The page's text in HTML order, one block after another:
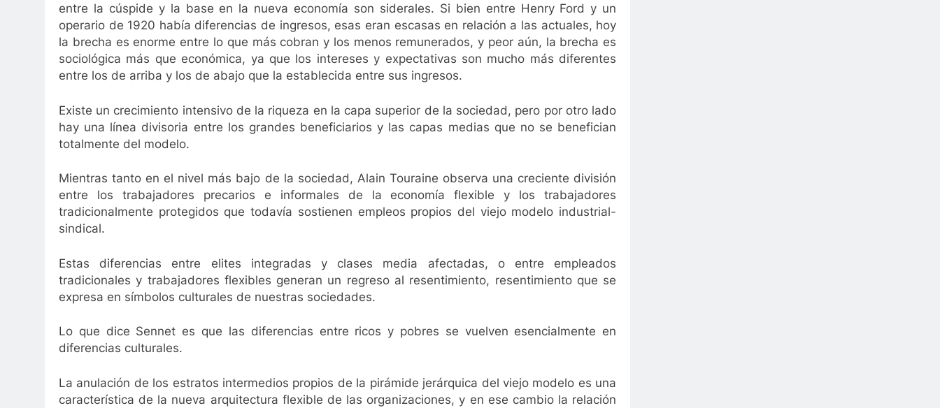
entre la cúspide y la base en la nueva economía son siderales. Si bien entre Henry Ford y un
operario de 1920 había diferencias de ingresos, esas eran escasas en relación a las actuales, hoy
la brecha es enorme entre lo que más cobran y los menos remunerados, y peor aún, la brecha es
sociológica más que económica, ya que los intereses y expectativas son mucho más diferentes
entre los de arriba y los de abajo que la establecida entre sus ingresos.
Existe un crecimiento intensivo de la riqueza en la capa superior de la sociedad, pero por otro lado
hay una línea divisoria entre los grandes beneficiarios y las capas medias que no se benefician
totalmente del modelo.
Mientras tanto en el nivel más bajo de la sociedad, Alain Touraine observa una creciente división
entre los trabajadores precarios e informales de la economía flexible y los trabajadores
tradicionalmente protegidos que todavía sostienen empleos propios del viejo modelo industrial-
sindical.
Estas diferencias entre elites integradas y clases media afectadas, o entre empleados
tradicionales y trabajadores flexibles generan un regreso al resentimiento, resentimiento que se
expresa en símbolos culturales de nuestras sociedades.
Lo que dice Sennet es que las diferencias entre ricos y pobres se vuelven esencialmente en
diferencias culturales.
La anulación de los estratos intermedios propios de la pirámide jerárquica del viejo modelo es una
característica de la nueva arquitectura flexible de las organizaciones, y en ese cambio la relación